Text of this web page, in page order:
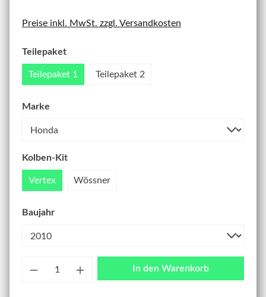
Preise inkl. MwSt. zzgl. Versandkosten
Teilepaket
Teilepaket 1 Teilepaket 2
Marke
Kolben-Kit
Vertex Wössner
Baujahr
In den Warenkorb